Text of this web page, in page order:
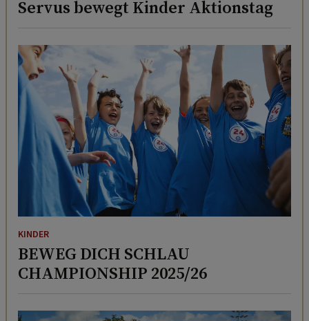
Servus bewegt Kinder Aktionstag
KINDER
BEWEG DICH SCHLAU
CHAMPIONSHIP 2025/26